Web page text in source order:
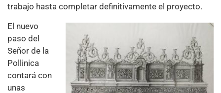
trabajo hasta completar definitivamente el proyecto.
El nuevo
paso del
Señor de la
Pollinica
contará con
unas